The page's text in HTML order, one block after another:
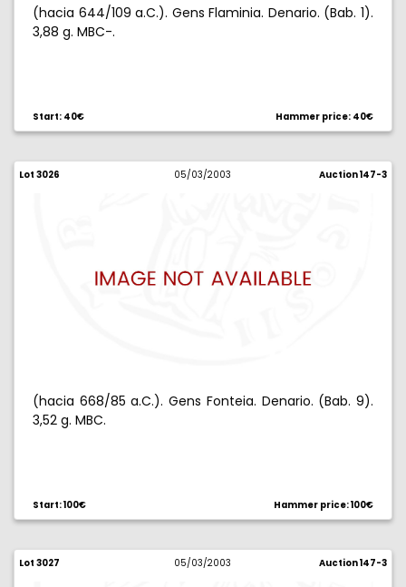
(hacia 644/109 a.C.). Gens Flaminia. Denario. (Bab. 1).
3,88 g. MBC-.
Start: 40€ Hammer price: 40€
Lot 3026 05/03/2003 Auction 147-3
(hacia 668/85 a.C.). Gens Fonteia. Denario. (Bab. 9).
3,52 g. MBC.
Start: 100€ Hammer price: 100€
Lot 3027 05/03/2003 Auction 147-3